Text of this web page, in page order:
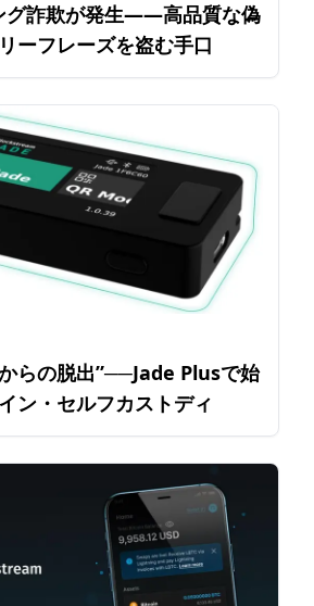
グ詐欺が発生——高品質な偽
ーフレーズを盗む手口
らの脱出”──Jade Plusで始
ン・セルフカストディ